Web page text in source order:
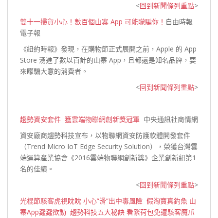
<回到新聞條列重點>
雙十一掃貨小心！數百個山寨 App 可能矇騙你！ 自由時報
電子報
《紐約時報》發現，在購物節正式展開之前，Apple 的 App
Store 湧進了數以百計的山寨 App，且都還是知名品牌，要
來矇騙大意的消費者。
<回到新聞條列重點>
趨勢資安套件 獲雲端物聯網創新獎冠軍 中央通訊社商情網
資安廠商趨勢科技宣布，以物聯網資安防護軟體開發套件
（Trend Micro IoT Edge Security Solution），榮獲台灣雲
端運算產業協會《2016雲端物聯網創新獎》企業創新組第1
名的佳績。
<回到新聞條列重點>
光棍節駭客虎視眈眈 小心”滑”出中毒風險 假淘寶真釣魚 山
寨App蠢蠢欲動 趨勢科技五大秘訣 看緊荷包免遭駭客魔爪